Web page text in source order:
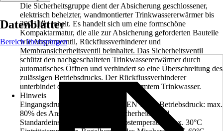
Die Sicherheitsgruppe dient der Absicherung geschlossener,
elektrisch beheizter, wandmontierter Trinkwassererwärmer bis
200 Liter Inhalt. Es handelt sich um eine formschöne
Kompaktarmatur, die alle zur Absicherung geforderten Bauteile
wie Absperrventil, Rückflussverhinderer und
Membransicherheitsventil beinhaltet. Das Sicherheitsventil
schützt den nachgeschalteten Trinkwassererwärmer durch
automatisches Öffnen und verhindert so eine Überschreitung des
zulässigen Betriebsdrucks. Der Rückflussverhinderer
unterbindet das Rückfließen von erwärmtem Trinkwasser.
Hinweis
Eingangsdruck: 10 bar nach DIN EN 1488, Betriebsdruck: max.
80% des Ansprechdrucks vom Sicherheitsventil,
Standardeinstellung: 6 bar, Betriebstemperatur: max. 30°C
Datenblätter
Bereich überspringen